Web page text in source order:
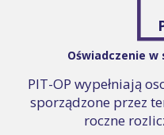
Oświadczenie
PIT-OP wypełniają
sporządzone przez
roczne